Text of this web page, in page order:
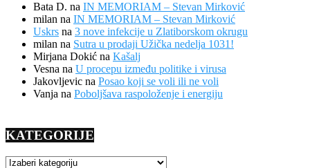
Bata D. na IN MEMORIAM – Stevan Mirković
milan na IN MEMORIAM – Stevan Mirković
Uskrs na 3 nove infekcije u Zlatiborskom okrugu
milan na Sutra u prodaji Užička nedelja 1031!
Mirjana Dokić na Kašalj
Vesna na U procepu između politike i virusa
Jakovljevic na Posao koji se voli ili ne voli
Vanja na Poboljšava raspoloženje i energiju
KATEGORIJE
KATEGORIJE